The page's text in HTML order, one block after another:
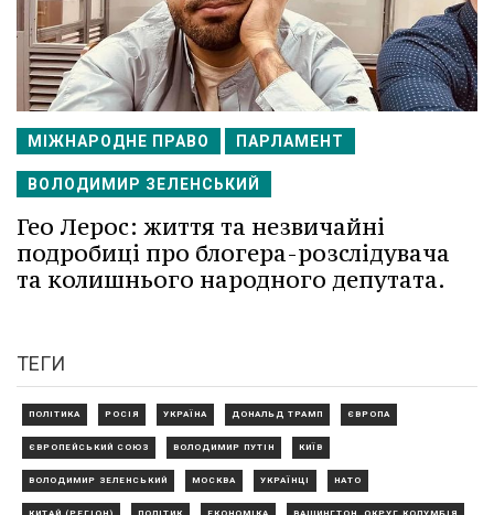
МІЖНАРОДНЕ ПРАВО ПАРЛАМЕНТ
ВОЛОДИМИР ЗЕЛЕНСЬКИЙ
Гео Лерос: життя та незвичайні
подробиці про блогера-розслідувача
та колишнього народного депутата.
ТЕГИ
ПОЛІТИКА РОСІЯ УКРАЇНА ДОНАЛЬД ТРАМП ЄВРОПА
ЄВРОПЕЙСЬКИЙ СОЮЗ ВОЛОДИМИР ПУТІН КИЇВ
ВОЛОДИМИР ЗЕЛЕНСЬКИЙ МОСКВА УКРАЇНЦІ НАТО